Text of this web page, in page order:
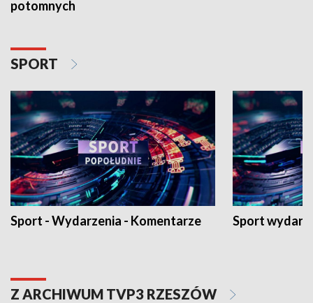
potomnych
SPORT
Sport - Wydarzenia - Komentarze Sport
Z ARCHIWUM TVP3 RZESZÓW